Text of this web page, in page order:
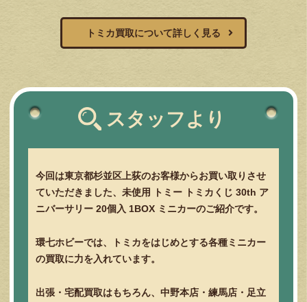
トミカ買取について詳しく見る
スタッフより
今回は東京都杉並区上荻のお客様からお買い取りさせ
ていただきました、未使用 トミー トミカくじ 30th ア
ニバーサリー 20個入 1BOX ミニカーのご紹介です。
環七ホビーでは、トミカをはじめとする各種ミニカー
の買取に力を入れています。
出張・宅配買取はもちろん、中野本店・練馬店・足立